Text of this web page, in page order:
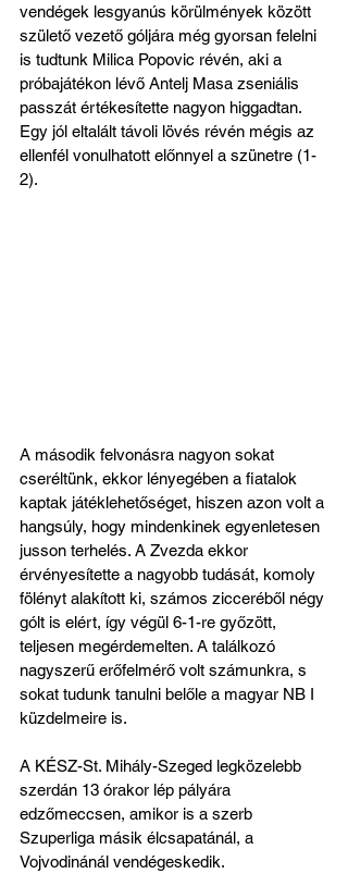
vendégek lesgyanús körülmények között
születő vezető góljára még gyorsan felelni
is tudtunk Milica Popovic révén, aki a
próbajátékon lévő Antelj Masa zseniális
passzát értékesítette nagyon higgadtan.
Egy jól eltalált távoli lövés révén mégis az
ellenfél vonulhatott előnnyel a szünetre (1-
2).
A második felvonásra nagyon sokat
cseréltünk, ekkor lényegében a fiatalok
kaptak játéklehetőséget, hiszen azon volt a
hangsúly, hogy mindenkinek egyenletesen
jusson terhelés. A Zvezda ekkor
érvényesítette a nagyobb tudását, komoly
fölényt alakított ki, számos zicceréből négy
gólt is elért, így végül 6-1-re győzött,
teljesen megérdemelten. A találkozó
nagyszerű erőfelmérő volt számunkra, s
sokat tudunk tanulni belőle a magyar NB I
küzdelmeire is.
A KÉSZ-St. Mihály-Szeged legközelebb
szerdán 13 órakor lép pályára
edzőmeccsen, amikor is a szerb
Szuperliga másik élcsapatánál, a
Vojvodinánál vendégeskedik.